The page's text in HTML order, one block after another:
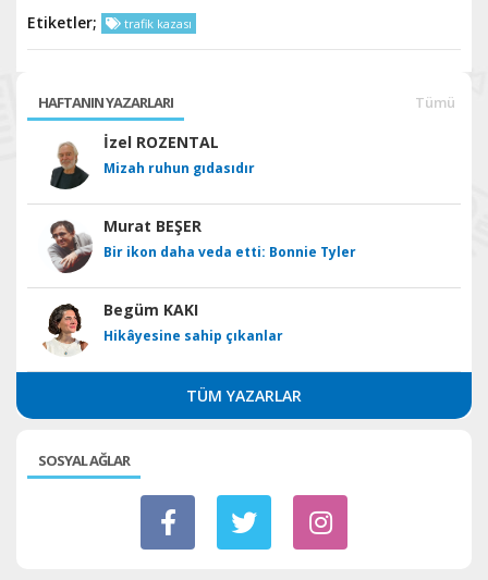
Etiketler; trafik kazası
HAFTANIN YAZARLARI Tümü
İzel ROZENTAL
Mizah ruhun gıdasıdır
Murat BEŞER
Bir ikon daha veda etti: Bonnie Tyler
Begüm KAKI
Hikâyesine sahip çıkanlar
TÜM YAZARLAR
SOSYAL AĞLAR